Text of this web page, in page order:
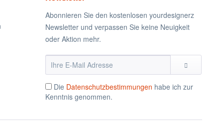
Abonnieren Sie den kostenlosen yourdesignerz
Newsletter und verpassen Sie keine Neuigkeit
oder Aktion mehr.
Die Datenschutzbestimmungen habe ich zur
Kenntnis genommen.